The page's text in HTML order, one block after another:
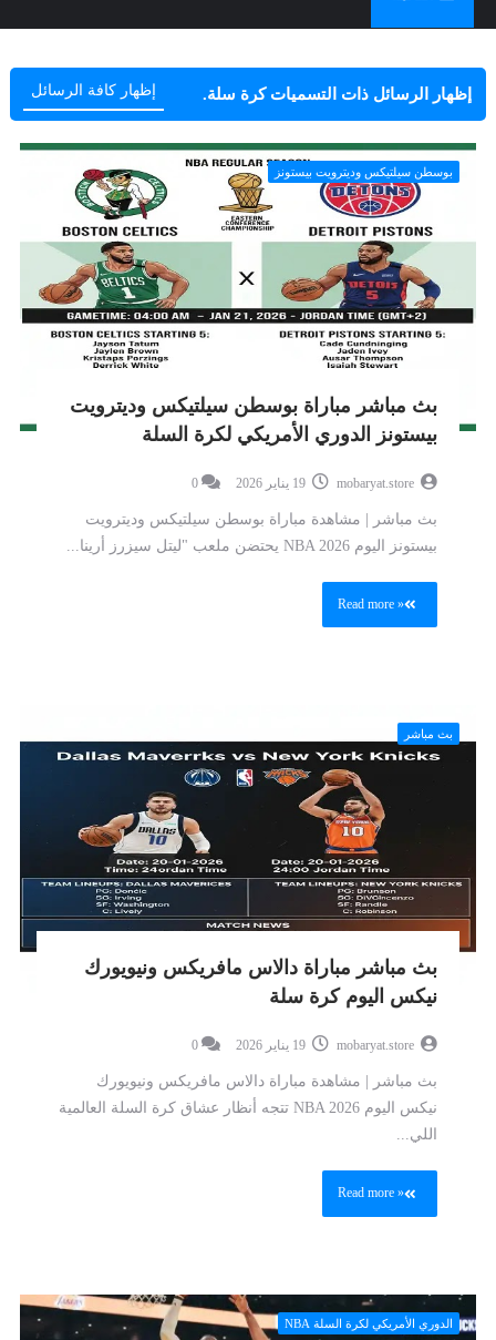
‏إظهار الرسائل ذات التسمياتكرة سلة. إظهار كافة الرسائل
بوسطن سيلتيكس وديترويت بيستونز
بث مباشر مباراة بوسطن سيلتيكس وديترويت
بيستونز الدوري الأمريكي لكرة السلة
mobaryat.store
0
بث مباشر | مشاهدة مباراة بوسطن سيلتيكس وديترويت
بيستونز اليوم NBA 2026 يحتضن ملعب "ليتل سيزرز أرينا...
Read more »
بث مباشر
بث مباشر مباراة دالاس مافريكس ونيويورك
نيكس اليوم كرة سلة
mobaryat.store
0
بث مباشر | مشاهدة مباراة دالاس مافريكس ونيويورك
نيكس اليوم NBA 2026 تتجه أنظار عشاق كرة السلة العالمية
اللي...
Read more »
الدوري الأمريكي لكرة السلة NBA